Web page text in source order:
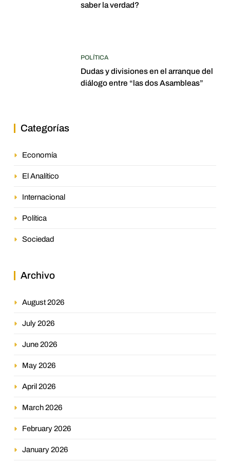
saber la verdad?
POLÍTICA
Dudas y divisiones en el arranque del
diálogo entre “las dos Asambleas”
Categorías
Economía
El Analítico
Internacional
Política
Sociedad
Archivo
August 2026
July 2026
June 2026
May 2026
April 2026
March 2026
February 2026
January 2026